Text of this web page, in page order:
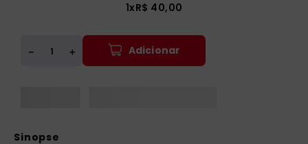
1xR$ 40,00
＋
－ Adicionar